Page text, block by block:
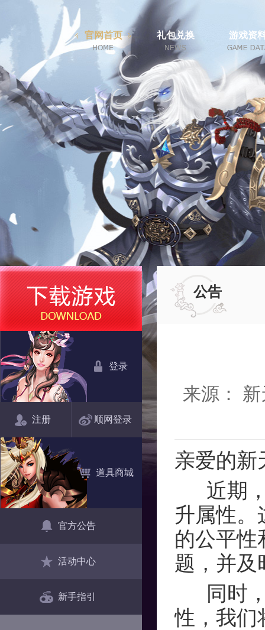
官网首页 礼包兑换 游戏资
登录
注册 顺网登录
道具商城
官方公告
活动中心
新手指引
公告
来源：
亲爱的新
近期，
升属性。
的公平性
题，并及
同时，
性，我们